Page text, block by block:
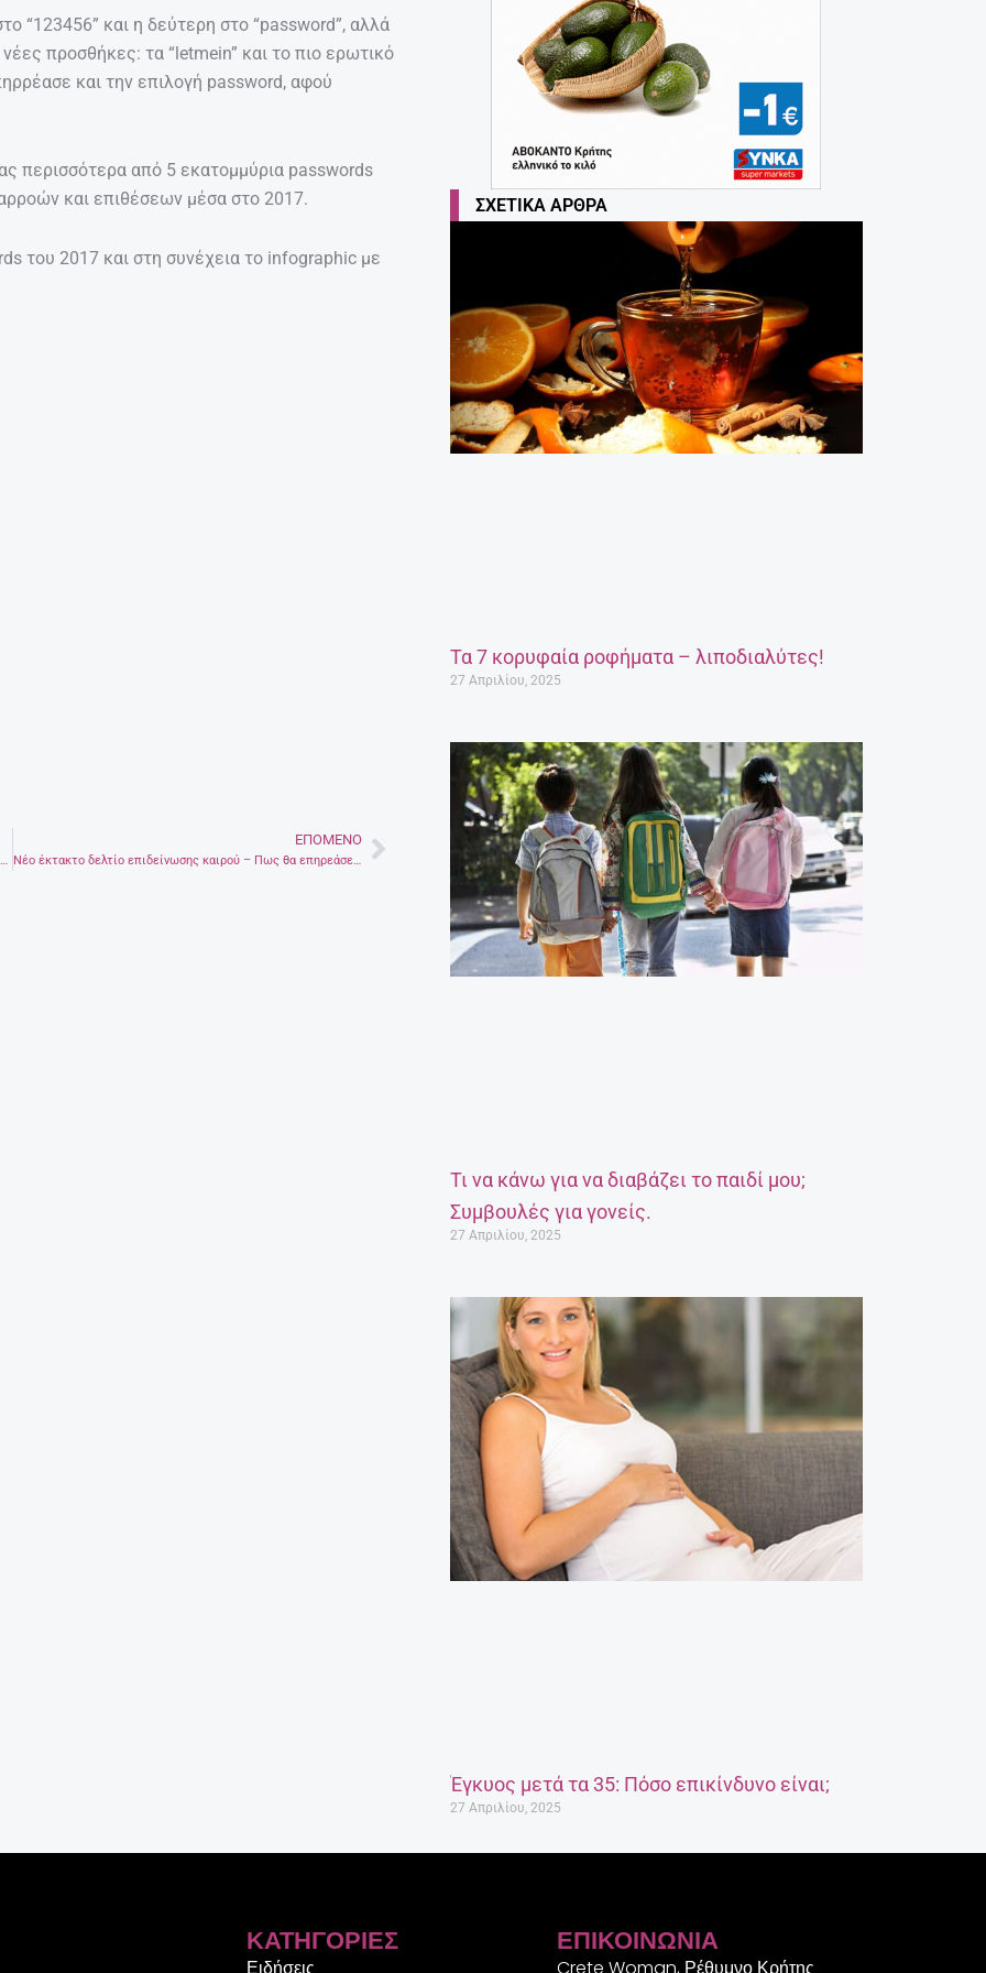
“123456” και η δεύτερη στο “password”, αλλά
προσθήκες: τα “letmein” και το πιο ερωτικό
και την επιλογή password, αφού
περισσότερα από 5 εκατομμύρια passwords
και επιθέσεων μέσα στο 2017.
του 2017 και στη συνέχεια το infographic με
ΕΠΌΜΕΝΟ
Νέο έκτακτο δελτίο επιδείνωσης καιρού – Πως θα επηρεάσει την Κρήτη; Next
ΣΧΕΤΙΚΆ ΆΡΘΡΑ
Τα 7 κορυφαία ροφήματα – λιποδιαλύτες!
27 Απριλίου, 2025
Τι να κάνω για να διαβάζει το παιδί μου;
Συμβουλές για γονείς.
27 Απριλίου, 2025
Έγκυος μετά τα 35: Πόσο επικίνδυνο είναι;
27 Απριλίου, 2025
ΚΑΤΗΓΟΡΊΕΣ ΕΠΙΚΟΙΝΩΝΊΑ